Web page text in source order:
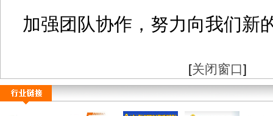
加强团队协作，努力向我们新
[关闭窗口]